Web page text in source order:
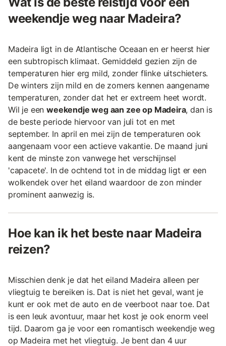
weekendje weg naar Madeira?
Madeira ligt in de Atlantische Oceaan en er heerst hier
een subtropisch klimaat. Gemiddeld gezien zijn de
temperaturen hier erg mild, zonder flinke uitschieters.
De winters zijn mild en de zomers kennen aangename
temperaturen, zonder dat het er extreem heet wordt.
Wil je eenweekendje weg aan zee op Madeira, dan is
de beste periode hiervoor van juli tot en met
september. In april en mei zijn de temperaturen ook
aangenaam voor een actieve vakantie. De maand juni
kent de minste zon vanwege het verschijnsel
'capacete'. In de ochtend tot in de middag ligt er een
wolkendek over het eiland waardoor de zon minder
prominent aanwezig is.
Hoe kan ik het beste naar Madeira
reizen?
Misschien denk je dat het eiland Madeira alleen per
vliegtuig te bereiken is. Dat is niet het geval, want je
kunt er ook met de auto en de veerboot naar toe. Dat
is een leuk avontuur, maar het kost je ook enorm veel
tijd. Daarom ga je voor een romantisch weekendje weg
op Madeira met het vliegtuig. Je bent dan 4 uur